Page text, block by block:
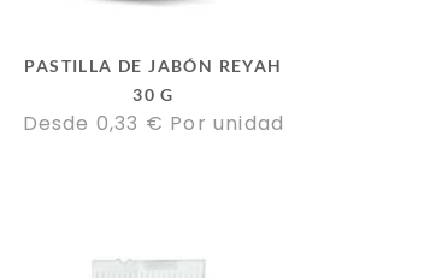
PASTILLA DE JABÓN REYAH
30 G
Desde 0,33 € Por unidad